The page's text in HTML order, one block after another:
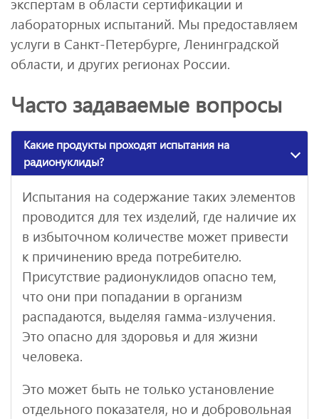
экспертам в области сертификации и
лабораторных испытаний. Мы предоставляем
услуги в Санкт-Петербурге, Ленинградской
области, и других регионах России.
Часто задаваемые вопросы
Какие продукты проходят испытания на
радионуклиды?
Испытания на содержание таких элементов
проводится для тех изделий, где наличие их
в избыточном количестве может привести
к причинению вреда потребителю.
Присутствие радионуклидов опасно тем,
что они при попадании в организм
распадаются, выделяя гамма-излучения.
Это опасно для здоровья и для жизни
человека.
Это может быть не только установление
отдельного показателя, но и добровольная